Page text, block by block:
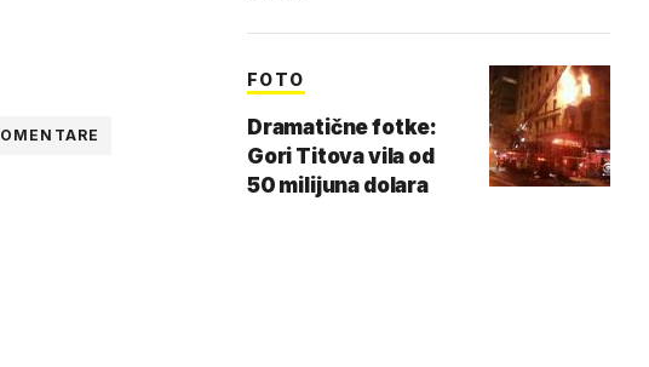
FOTO
Dramatične fotke:
Gori Titova vila od
50 milijuna dolara